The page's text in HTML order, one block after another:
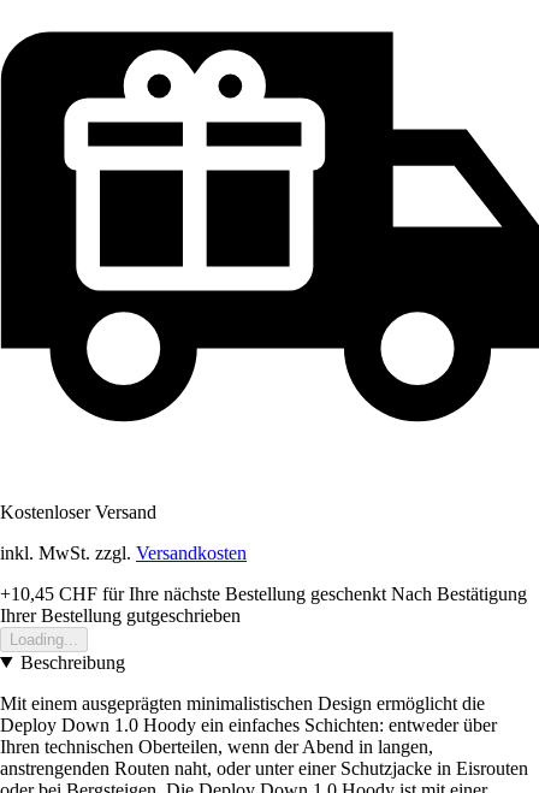
Kostenloser Versand
inkl. MwSt. zzgl. Versandkosten
+10,45 CHF für Ihre nächste Bestellung geschenkt Nach Bestätigung
Ihrer Bestellung gutgeschrieben
Loading...
Beschreibung
Mit einem ausgeprägten minimalistischen Design ermöglicht die
Deploy Down 1.0 Hoody ein einfaches Schichten: entweder über
Ihren technischen Oberteilen, wenn der Abend in langen,
anstrengenden Routen naht, oder unter einer Schutzjacke in Eisrouten